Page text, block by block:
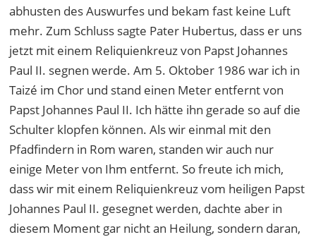
abhusten des Auswurfes und bekam fast keine Luft
mehr. Zum Schluss sagte Pater Hubertus, dass er uns
jetzt mit einem Reliquienkreuz von Papst Johannes
Paul II. segnen werde. Am 5. Oktober 1986 war ich in
Taizé im Chor und stand einen Meter entfernt von
Papst Johannes Paul II. Ich hätte ihn gerade so auf die
Schulter klopfen können. Als wir einmal mit den
Pfadfindern in Rom waren, standen wir auch nur
einige Meter von Ihm entfernt. So freute ich mich,
dass wir mit einem Reliquienkreuz vom heiligen Papst
Johannes Paul II. gesegnet werden, dachte aber in
diesem Moment gar nicht an Heilung, sondern daran,